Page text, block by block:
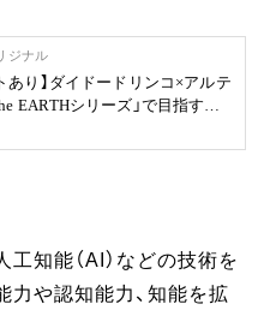
ジナル
あり】ダイドードリンコ×アルテ
EARTHシリーズ」で目指す未
知能（AI）などの技術を
力や認知能力、知能を拡